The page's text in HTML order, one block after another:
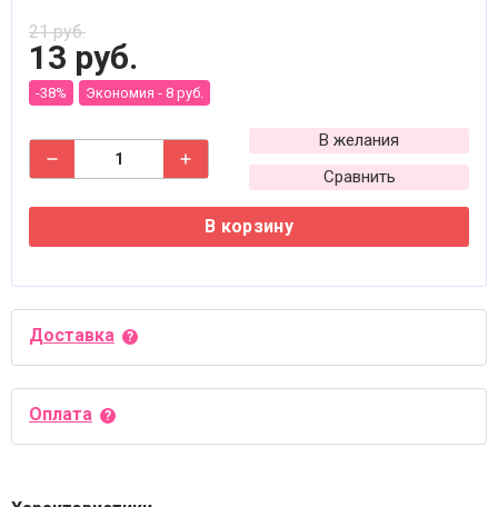
21 руб.
13 руб.
-38% Экономия - 8 руб.
В желания
Сравнить
В корзину
Доставка
Оплата